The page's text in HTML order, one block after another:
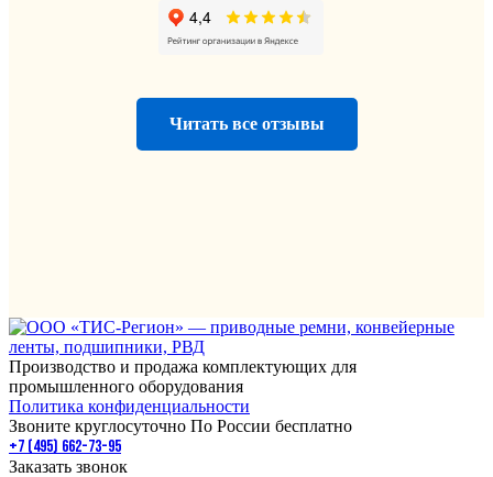
Читать все отзывы
Производство и продажа комплектующих для
промышленного оборудования
Политика конфиденциальности
Звоните круглосуточно По России бесплатно
+7 (495) 662-73-95
Заказать звонок